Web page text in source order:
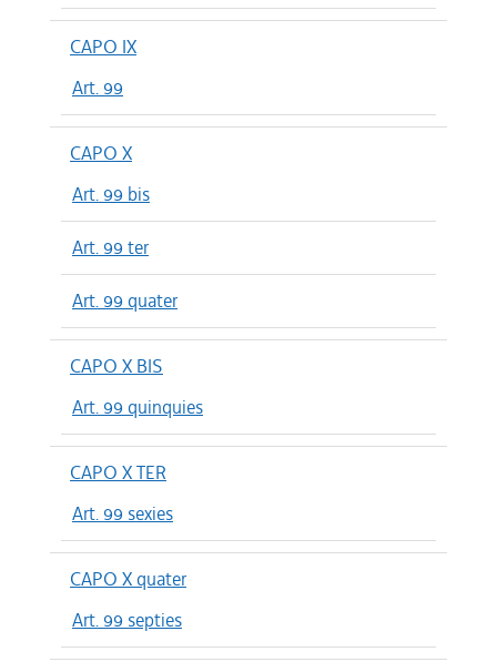
CAPO IX
Art. 99
CAPO X
Art. 99 bis
Art. 99 ter
Art. 99 quater
CAPO X BIS
Art. 99 quinquies
CAPO X TER
Art. 99 sexies
CAPO X quater
Art. 99 septies